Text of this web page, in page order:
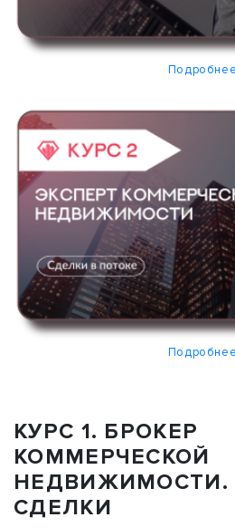
Подробнее
Подробнее
КУРС 1. БРОКЕР
КОММЕРЧЕСКОЙ
НЕДВИЖИМОСТИ.
СДЕЛКИ